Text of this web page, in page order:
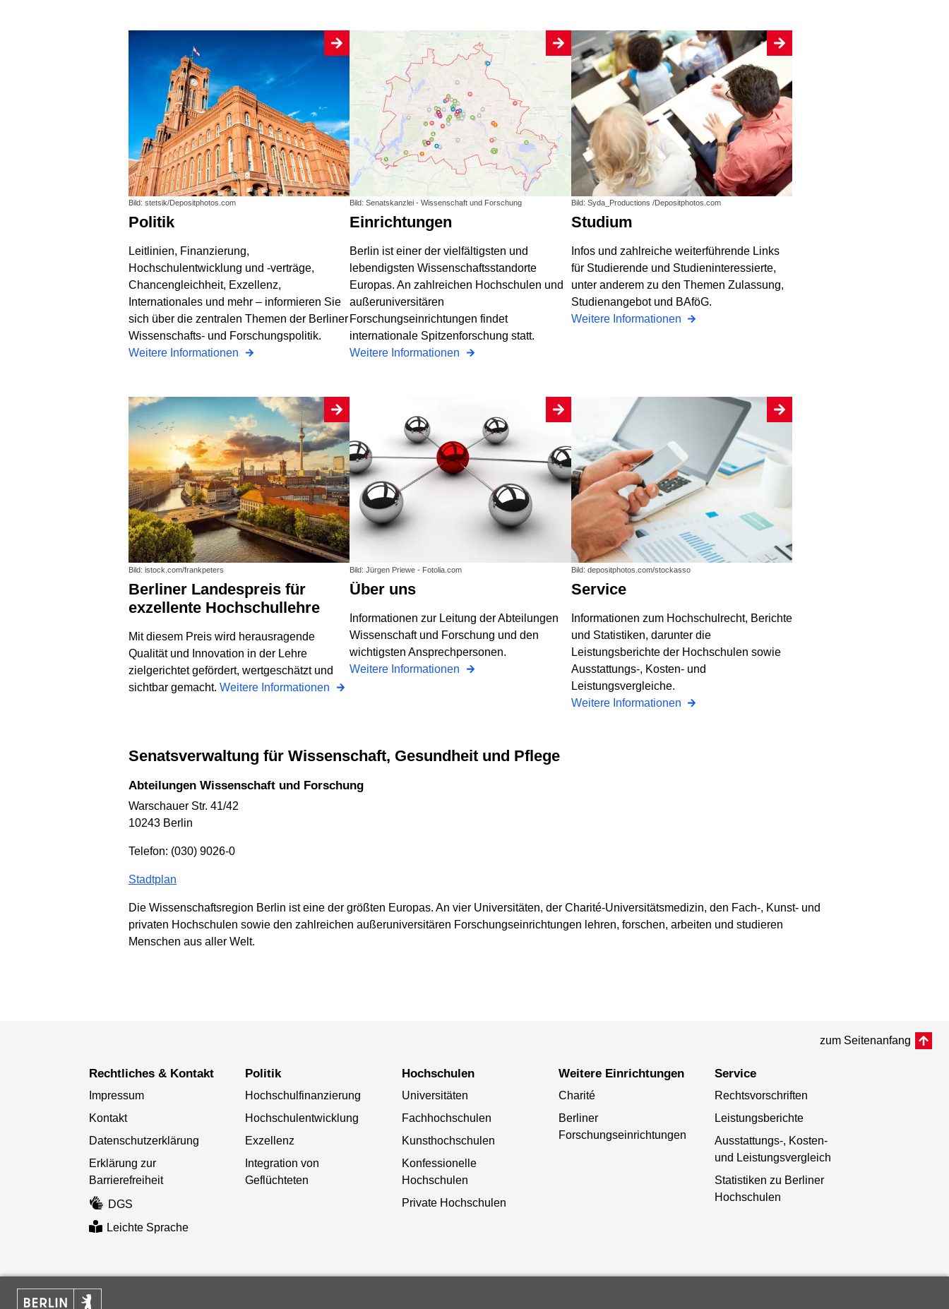
Bild: stetsik/Depositphotos.com
Politik
Leitlinien, Finanzierung,
Hochschulentwicklung und -verträge,
Chancengleichheit, Exzellenz,
Internationales und mehr – informieren Sie
sich über die zentralen Themen der Berliner
Wissenschafts- und Forschungspolitik.
Weitere Informationen
Bild: Senatskanzlei - Wissenschaft und Forschung
Einrichtungen
Berlin ist einer der vielfältigsten und
lebendigsten Wissenschaftsstandorte
Europas. An zahlreichen Hochschulen und
außeruniversitären
Forschungseinrichtungen findet
internationale Spitzenforschung statt.
Weitere Informationen
Bild: Syda_Productions /Depositphotos.com
Studium
Infos und zahlreiche weiterführende Links
für Studierende und Studieninteressierte,
unter anderem zu den Themen Zulassung,
Studienangebot und BAföG.
Weitere Informationen
Bild: istock.com/frankpeters
Berliner Landespreis für
exzellente Hochschullehre
Mit diesem Preis wird herausragende
Qualität und Innovation in der Lehre
zielgerichtet gefördert, wertgeschätzt und
sichtbar gemacht. Weitere Informationen
Bild: Jürgen Priewe - Fotolia.com
Über uns
Informationen zur Leitung der Abteilungen
Wissenschaft und Forschung und den
wichtigsten Ansprechpersonen.
Weitere Informationen
Bild: depositphotos.com/stockasso
Service
Informationen zum Hochschulrecht, Berichte
und Statistiken, darunter die
Leistungsberichte der Hochschulen sowie
Ausstattungs-, Kosten- und
Leistungsvergleiche.
Weitere Informationen
Senatsverwaltung für Wissenschaft, Gesundheit und Pflege
Abteilungen Wissenschaft und Forschung
Warschauer Str. 41/42
10243 Berlin
Telefon: (030) 9026-0
Stadtplan
Die Wissenschaftsregion Berlin ist eine der größten Europas. An vier Universitäten, der Charité-Universitätsmedizin, den Fach-, Kunst- und
privaten Hochschulen sowie den zahlreichen außeruniversitären Forschungseinrichtungen lehren, forschen, arbeiten und studieren
Menschen aus aller Welt.
zum Seitenanfang
Rechtliches & Kontakt
Impressum
Kontakt
Datenschutzerklärung
Erklärung zur
Barrierefreiheit
DGS
Leichte Sprache
Politik
Hochschulfinanzierung
Hochschulentwicklung
Exzellenz
Integration von
Geflüchteten
Hochschulen
Universitäten
Fachhochschulen
Kunsthochschulen
Konfessionelle
Hochschulen
Private Hochschulen
Weitere Einrichtungen
Charité
Berliner
Forschungseinrichtungen
Service
Rechtsvorschriften
Leistungsberichte
Ausstattungs-, Kosten-
und Leistungsvergleich
Statistiken zu Berliner
Hochschulen